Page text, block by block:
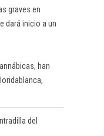
graves en
dará inicio a un
han
del